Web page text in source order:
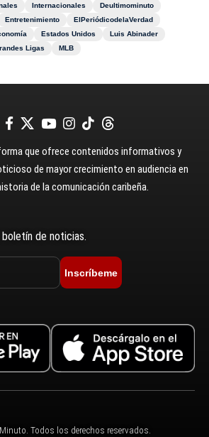
Internacionales
Deultimominuto
Entretenimiento
ElPeriódicodelaVerdad
Estados Unidos
Luis Abinader
Ligas MLB
que ofrece contenidos informativos y
de mayor crecimiento en audiencia en
de la comunicación caribeña.
de noticias.
Inscríbeme
Todos los derechos reservados.